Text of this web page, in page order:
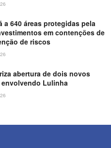
a 640 áreas protegidas pela
em contenções de
de riscos
abertura de dois novos
Lulinha